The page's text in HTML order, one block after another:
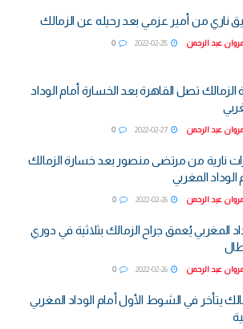
ناري من أمير عزمي بعد رحيله عن الزمالك
مروان عبد الرحمن 0
الزمالك تصل القاهرة بعد الخسارة أمام الوداد
مروان عبد الرحمن 0
نارية من مرتضى منصور بعد خسارة الزمالك
الوداد المغربي
مروان عبد الرحمن 0
المغربي يُعمق جراح الزمالك بثلاثية في دوري
مروان عبد الرحمن 0
يتأخر في الشوط الأول أمام الوداد المغربي